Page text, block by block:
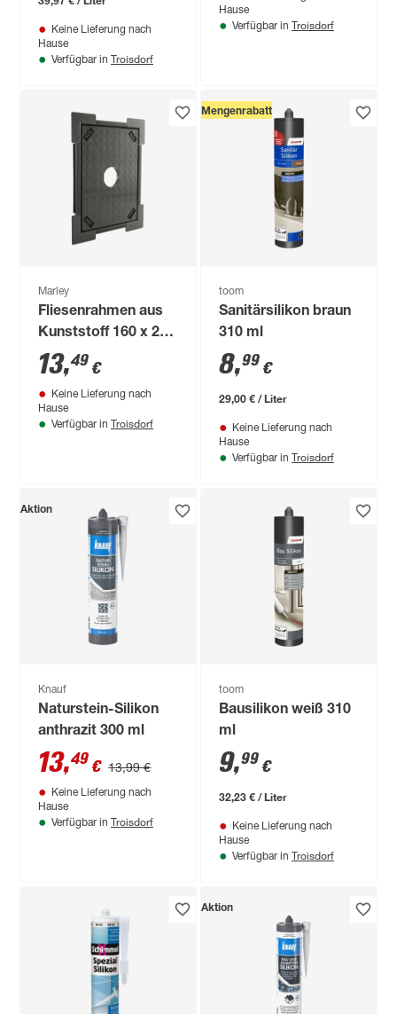
Keine Lieferung nach
Hause
Verfügbar in Troisdorf
Hause
Verfügbar in Troisdorf
Marley
Fliesenrahmen aus
Kunststoff 160 x 210
mm
13,49 €
Keine Lieferung nach
Hause
Verfügbar in Troisdorf
Mengenrabatt
toom
Sanitärsilikon braun
310 ml
8,99 €
29,00 € / Liter
Keine Lieferung nach
Hause
Verfügbar in Troisdorf
Aktion
Knauf
Naturstein-Silikon
anthrazit 300 ml
13,49 € 13,99 €
Keine Lieferung nach
Hause
Verfügbar in Troisdorf
toom
Bausilikon weiß 310
ml
9,99 €
32,23 € / Liter
Keine Lieferung nach
Hause
Verfügbar in Troisdorf
Aktion